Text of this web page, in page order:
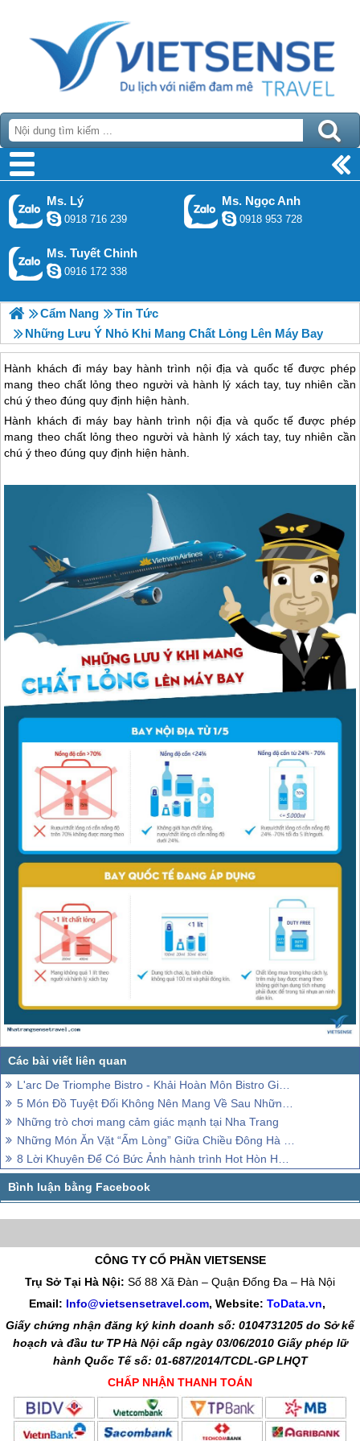
Ms. Lý
0918 716 239
Ms. Ngọc Anh
0918 953 728
Ms. Tuyết Chinh
0916 172 338
Cẩm Nang
Tin Tức
Những Lưu Ý Nhỏ Khi Mang Chất Lỏng Lên Máy Bay
Hành khách đi máy bay hành trình nội địa và quốc tế được phép
mang theo chất lỏng theo người và hành lý xách tay, tuy nhiên cần
chú ý theo đúng quy định hiện hành.
Hành khách đi máy bay hành trình nội địa và quốc tế được phép
mang theo chất lỏng theo người và hành lý xách tay, tuy nhiên cần
chú ý theo đúng quy định hiện hành.
L'arc De Triomphe Bistro - Khải Hoàn Môn Bistro Giữa Lòng Nha Trang
5 Món Đồ Tuyệt Đối Không Nên Mang Về Sau Những Chuyến Đi
Những trò chơi mang cảm giác mạnh tại Nha Trang
Những Món Ăn Vặt “Ấm Lòng” Giữa Chiều Đông Hà Nội Giá Buốt
8 Lời Khuyên Để Có Bức Ảnh hành trình Hot Hòn Họt Trên Mạng Xã Hội
CÔNG TY CỔ PHẦN VIETSENSE
Trụ Sở Tại Hà Nội: Số 88 Xã Đàn – Quận Đống Đa – Hà Nội
Email: Info@vietsensetravel.com, Website: ToData.vn,
Giấy chứng nhận đăng ký kinh doanh số: 0104731205 do Sở kế
hoạch và đầu tư TP Hà Nội cấp ngày 03/06/2010 Giấy phép lữ
hành Quốc Tế số: 01-687/2014/TCDL-GP LHQT
CHẤP NHẬN THANH TOÁN